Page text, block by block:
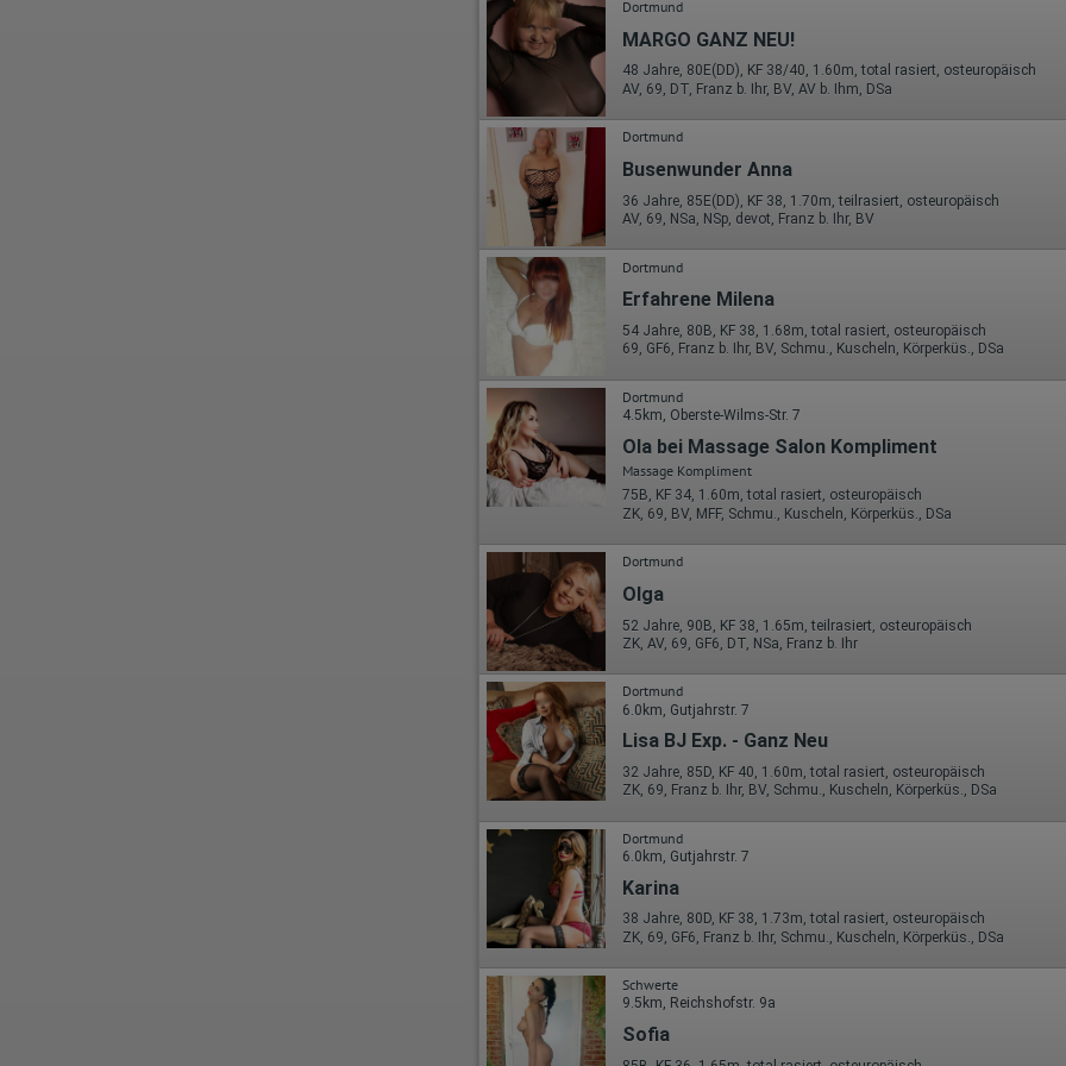
sowie die von dem Browser übermittelte IP-Adresse werden übertragen
und gespeichert. Dabei können aus den verarbeiteten Daten
Nutzungsprofile der Nutzer erstellt werden. Diese Informationen wird
Google gegebenenfalls auch an Dritte übertragen, sofern dies gesetzlich
vorgeschrieben wird oder, soweit Dritte diese Daten im Auftrag von
Google verarbeiten. Die IP-Adresse der Nutzer wird von Google innerhalb
von Mitgliedstaaten der Europäischen Union oder in anderen
Vertragsstaaten des Abkommens über den Europäischen
Wirtschaftsraum gekürzt, dies bedeutet, dass alle Daten anonym
erhoben werden. Nur in Ausnahmefällen wird die volle IP-Adresse an
einen Server von Google in den USA übertragen und dort gekürzt. Die von
dem Browser des Nutzers übermittelte IP-Adresse wird nicht mit anderen
Daten von Google zusammengeführt.
Erhobene Informationen zum Besucherverhalten sind folgende:
Herkunft (Land und Stadt)
Sprache
Betriebssystem
Gerät (PC, Tablet-PC oder Smartphone)
Browser und alle verwendeten Add-ons
Auflösung des Computers
Besucherquelle (Facebook, Suchmaschine oder verweisende
Webseite)
Welche Dateien wurden heruntergeladen?
Welche Videos angeschaut?
Wurden Werbebanner angeklickt?
oder hat er sie komplett verlassen?
Wie lange blieb der Besucher?
Ort der Verarbeitung:
Europäische Union & USA
Hotjar
Wir nutzen Hotjar als Webanalysedient. Es wird verwendet, um Daten
über das Benutzerverhalten zu sammeln. Hotjar kann auch im Rahmen
von Umfragen und Feedbackfunktionen, die auf unserer Website
eingebunden sind, von Ihnen bereitgestellte Informationen verarbeiten.
Herausgeber:
Erhobene Daten:
Datum und Uhrzeit des Besuchs
Gerätetyp
Geografischer Standort
IP-Adresse
Besuchte Seiten
Referrer URL
Bildschirmauflösung
Eindeutige Gerätekennung
Sprachinformationen
Dortmund
MARGO GANZ NEU!
48 Jahre, 80E(DD), KF 38/40, 1.60m, total rasiert, osteuropäisch
AV, 69, DT, Franz b. Ihr, BV, AV b. Ihm, DSa
Dortmund
Busenwunder Anna
36 Jahre, 85E(DD), KF 38, 1.70m, teilrasiert, osteuropäisch
AV, 69, NSa, NSp, devot, Franz b. Ihr, BV
Dortmund
Erfahrene Milena
54 Jahre, 80B, KF 38, 1.68m, total rasiert, osteuropäisch
69, GF6, Franz b. Ihr, BV, Schmu., Kuscheln, Körperküs., DSa
Dortmund
4.5km, Oberste-Wilms-Str. 7
Ola bei Massage Salon Kompliment
Massage Kompliment
75B, KF 34, 1.60m, total rasiert, osteuropäisch
ZK, 69, BV, MFF, Schmu., Kuscheln, Körperküs., DSa
Dortmund
Olga
52 Jahre, 90B, KF 38, 1.65m, teilrasiert, osteuropäisch
ZK, AV, 69, GF6, DT, NSa, Franz b. Ihr
Dortmund
6.0km, Gutjahrstr. 7
Lisa BJ Exp. - Ganz Neu
32 Jahre, 85D, KF 40, 1.60m, total rasiert, osteuropäisch
ZK, 69, Franz b. Ihr, BV, Schmu., Kuscheln, Körperküs., DSa
Dortmund
6.0km, Gutjahrstr. 7
Karina
38 Jahre, 80D, KF 38, 1.73m, total rasiert, osteuropäisch
ZK, 69, GF6, Franz b. Ihr, Schmu., Kuscheln, Körperküs., DSa
Schwerte
9.5km, Reichshofstr. 9a
Sofia